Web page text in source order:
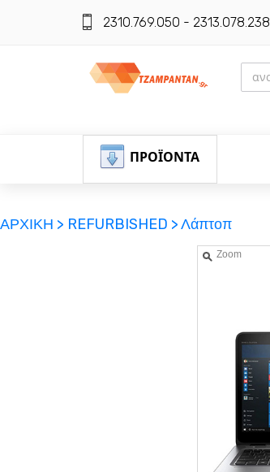
2310.769.050 - 2313.078.238
ΠΡΟΪΟΝΤΑ
ΑΡΧΙΚΗ > REFURBISHED >Λάπτοπ
Zoom